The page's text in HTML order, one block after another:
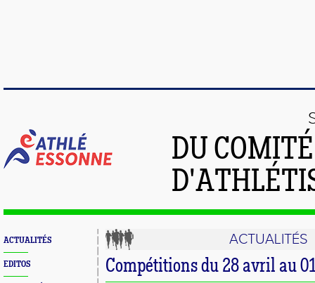
DU
ACTUALITÉS
EDITOS
ACTUALITÉS
Compétitions du 28 avril au